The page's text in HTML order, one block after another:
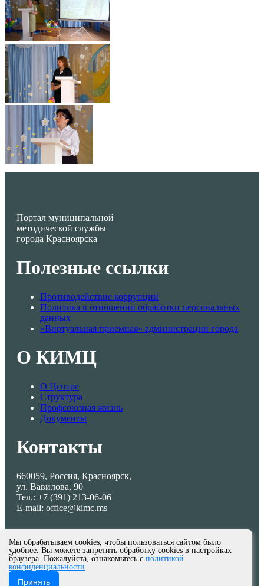
Портал муниципальной
методической службы
города Красноярска
Полезные ссылки
Противодействие коррупции
Политика в отношении обработки персональных
данных
«Виртуальная приемная» администрации города
О КИМЦ
О Центре
Структура
Профсоюзная жизнь
Документы
Контакты
660059, Россия, Красноярск,
ул. Вавилова, 90
Тел.: +7 (391) 213-06-06
E-mail: office@kimc.ms
© МКУ КИМЦ 2013-2026
Мы обрабатываем cookies, чтобы пользоваться сайтом было
удобнее. Вы можете запретить обработку cookies в настройках
браузера. Пожалуйста, ознакомьтесь с политикой
конфиденциальности
Принять